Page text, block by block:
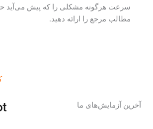
سرعت هرگونه مشکلی را که پیش می‌آید
مطالب مرجع را ارائه دهید.
آخرین آزمایش‌های ما